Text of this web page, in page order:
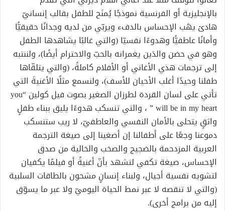
بالإنجليزية أو الفرنسية نموذجًا يُمنَح للطفل بقالب إنسانيّ
هادئ يهَب الإحساس بالدفء ويربّي من لديه وجدانًا حقيقيًّا
وأمانًا عاطفيًّا وهدوءًا نفسيّا (والتي غالبًا يشاهدها الطفل
وهو في حضن والدَين يغمرانه بالحبّ والاحترام أيضًا)، ولننتبه
إلى ترجمات هذي الأغاني أو الأفلام كاملةً، (والتي يتلقّاها
طفلنا وحيدًا أغلب الأحيان للأسف)، ولنسمع مثلًا الأغنيةَ التي
تأتي على لسان القردة لطرزان الصغير بصوت فيل كولين “you
will be in my heart ” ، والتي تنسكب هدوءًا يليق ببناء طفلٍ
واثقٍ يتحلى بالأمان النفسي والعاطفيّ، لا ريب ستنسكب
دموعنا وجعًا على أطفالنا إن أصغينا إلى صيغة الترجمة
العربية المزدحمة بالضجيج والصخب والخالية من صدق
الإحساس، صيغة تكفي لتشهد بأنّ أغنيةً أو فيلمًا يكفيان
لتشويه نفسية أجيال، ولبناء إنسانٍ مشحون بالطاقات السلبية
(والتي لا تنقصه لا عبر نمط الحياة اليوميّ ولا عبر ما يسوّق
إليه من برامج أخرى).